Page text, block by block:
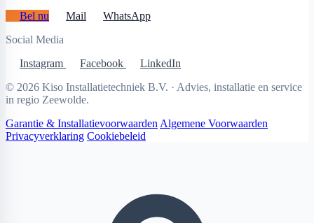
Bel nu
Mail
WhatsApp
Social Media
Instagram
Facebook
LinkedIn
© 2026 Kiso Installatietechniek B.V. · Advies, installatie en service
in regio Zeewolde.
Garantie & Installatievoorwaarden Algemene Voorwaarden
Privacyverklaring Cookiebeleid